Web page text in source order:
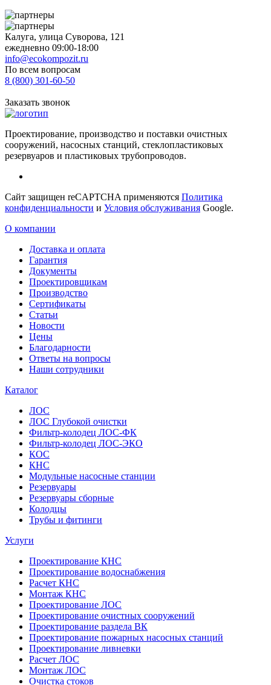
Калуга, улица Суворова, 121
ежедневно 09:00-18:00
info@ecokompozit.ru
По всем вопросам
8 (800) 301-60-50
Заказать звонок
Проектирование, производство и поставки очистных
сооружений, насосных станций, стеклопластиковых
резервуаров и пластиковых трубопроводов.
Сайт защищен reCAPTCHA применяются Политика
конфиденциальности и Условия обслуживания Google.
О компании
Доставка и оплата
Гарантия
Документы
Проектировщикам
Производство
Сертификаты
Статьи
Новости
Цены
Благодарности
Ответы на вопросы
Наши сотрудники
Каталог
ЛОС
ЛОС Глубокой очистки
Фильтр-колодец ЛОС-ФК
Фильтр-колодец ЛОС-ЭКО
КОС
КНС
Модульные насосные станции
Резервуары
Резервуары сборные
Колодцы
Трубы и фитинги
Услуги
Проектирование КНС
Проектирование водоснабжения
Расчет КНС
Монтаж КНС
Проектирование ЛОС
Проектирование очистных сооружений
Проектирование раздела ВК
Проектирование пожарных насосных станций
Проектирование ливневки
Расчет ЛОС
Монтаж ЛОС
Очистка стоков